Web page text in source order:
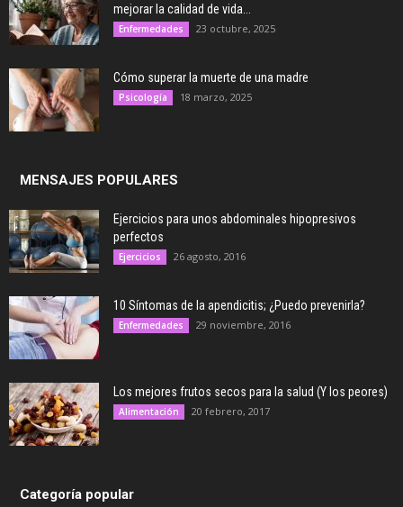
mejorar la calidad de vida...
Enfermedades 23 octubre, 2025
Cómo superar la muerte de una madre
Psicología 18 marzo, 2025
MENSAJES POPULARES
Ejercicios para unos abdominales hipopresivos
perfectos
Ejercicios 26 agosto, 2016
10 Síntomas de la apendicitis; ¿Puedo prevenirla?
Enfermedades 29 noviembre, 2016
Los mejores frutos secos para la salud (Y los peores)
Alimentación 20 febrero, 2017
Categoría popular